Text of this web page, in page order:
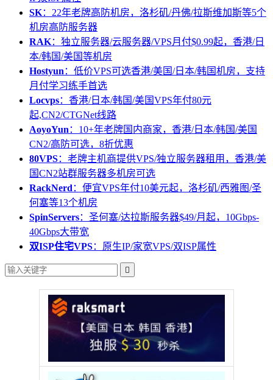
SK：22年老牌高防机房，洛杉矶/丹佛/拉斯维加斯等5个
机房高防服务器
RAK：独立服务器/云服务器/VPS月付$0.99起，香港/日
本/韩国/美国等机房
Hostyun ：低价VPS可选香港/美国/日本/韩国机房，支持
月付学习练手首选
Locvps：香港/日本/韩国/美国VPS年付80元
起,CN2/CTGNet线路
AoyoYun ：10+年老牌国内商家，香港/日本/韩国/美国
CN2/高防可选，8折优惠
80VPS：老牌主机商提供VPS/独立服务器租用，香港/美
国CN2站群服务器多机房可选
RackNerd ：便宜VPS年付10美元起，洛杉矶/西雅图/圣
何塞等13个机房
SpinServers：圣何塞/达拉斯服务器$49/月起，10Gbps-
40Gbps大带宽
双ISP住宅VPS：原生IP/家宽VPS/双ISP属性
